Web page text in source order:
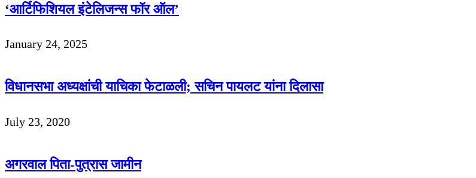
‘आर्टिफिशियल इंटेलिजन्स फॉर ऑल’
January 24, 2025
विधानसभा अध्यक्षांची याचिका फेटाळली; सचिन पायलट यांना दिलासा
July 23, 2020
अगरवाल पिता-पुत्रास जामीन